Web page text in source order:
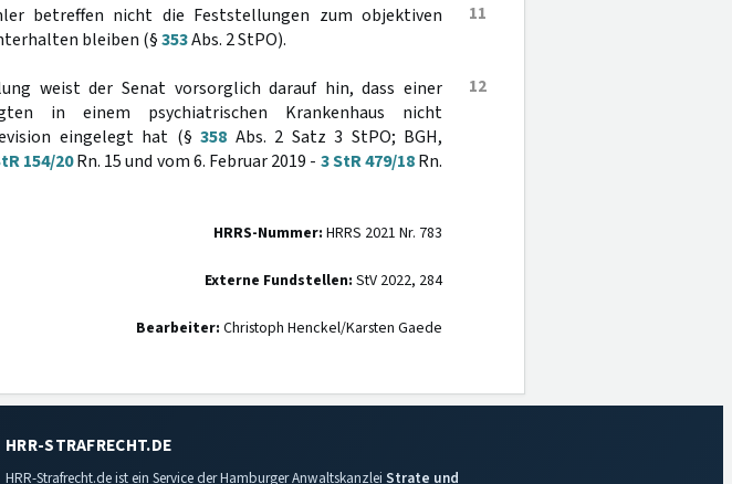
11
betreffen nicht die Feststellungen zum objektiven
bleiben (§353Abs. 2 StPO).
12
weist der Senat vorsorglich darauf hin, dass einer
in einem psychiatrischen Krankenhaus nicht
eingelegt hat (§358 Abs. 2 Satz 3 StPO; BGH,
154/20Rn. 15 und vom 6. Februar 2019 - 3 StR 479/18Rn.
HRRS-Nummer: HRRS 2021 Nr. 783
Externe Fundstellen: StV 2022, 284
Bearbeiter: Christoph Henckel/Karsten Gaede
HRR-STRAFRECHT.DE
HRR-Strafrecht.de ist ein Service der Hamburger Anwaltskanzlei Strate und